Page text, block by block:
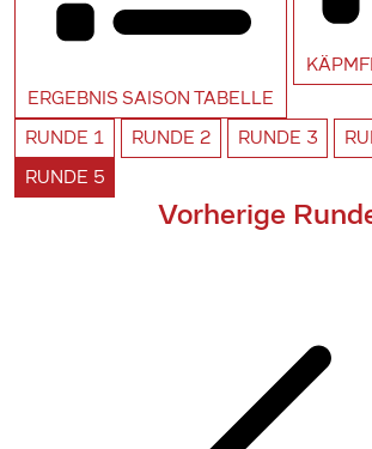
ERGEBNIS SAISON TABELLE
RUNDE 1 RUNDE 2 RUNDE 3
RUNDE 5
Vorherige